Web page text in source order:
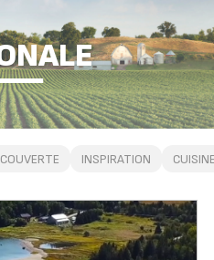
INSPIRATION